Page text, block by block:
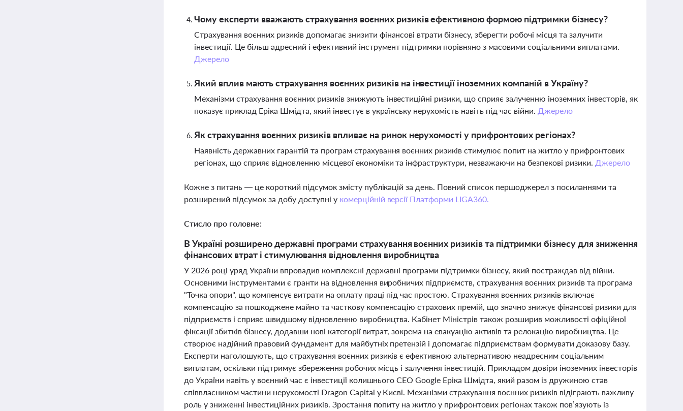
Чому експерти вважають страхування воєнних ризиків ефективною формою підтримки бізнесу?
Страхування воєнних ризиків допомагає знизити фінансові втрати бізнесу, зберегти робочі місця та залучити
інвестиції. Це більш адресний і ефективний інструмент підтримки порівняно з масовими соціальними виплатами.
Джерело
Який вплив мають страхування воєнних ризиків на інвестиції іноземних компаній в Україну?
Механізми страхування воєнних ризиків знижують інвестиційні ризики, що сприяє залученню іноземних інвесторів, як
показує приклад Еріка Шмідта, який інвестує в українську нерухомість навіть під час війни. Джерело
Як страхування воєнних ризиків впливає на ринок нерухомості у прифронтових регіонах?
Наявність державних гарантій та програм страхування воєнних ризиків стимулює попит на житло у прифронтових
регіонах, що сприяє відновленню місцевої економіки та інфраструктури, незважаючи на безпекові ризики. Джерело
Кожне з питань — це короткий підсумок змісту публікацій за день. Повний список першоджерел з посиланнями та
розширений підсумок за добу доступні у комерційній версії Платформи LIGA360.
Стисло про головне:
В Україні розширено державні програми страхування воєнних ризиків та підтримки бізнесу для зниження
фінансових втрат і стимулювання відновлення виробництва
У 2026 році уряд України впровадив комплексні державні програми підтримки бізнесу, який постраждав від війни.
Основними інструментами є гранти на відновлення виробничих підприємств, страхування воєнних ризиків та програма
"Точка опори", що компенсує витрати на оплату праці під час простою. Страхування воєнних ризиків включає
компенсацію за пошкоджене майно та часткову компенсацію страхових премій, що значно знижує фінансові ризики для
підприємств і сприяє швидшому відновленню виробництва. Кабінет Міністрів також розширив можливості офіційної
фіксації збитків бізнесу, додавши нові категорії витрат, зокрема на евакуацію активів та релокацію виробництва. Це
створює надійний правовий фундамент для майбутніх претензій і допомагає підприємствам формувати доказову базу.
Експерти наголошують, що страхування воєнних ризиків є ефективною альтернативою неадресним соціальним
виплатам, оскільки підтримує збереження робочих місць і залучення інвестицій. Прикладом довіри іноземних інвесторів
до України навіть у воєнний час є інвестиції колишнього CEO Google Еріка Шмідта, який разом із дружиною став
співвласником частини нерухомості Dragon Capital у Києві. Механізми страхування воєнних ризиків відіграють важливу
роль у зниженні інвестиційних ризиків. Зростання попиту на житло у прифронтових регіонах також пов’язують із